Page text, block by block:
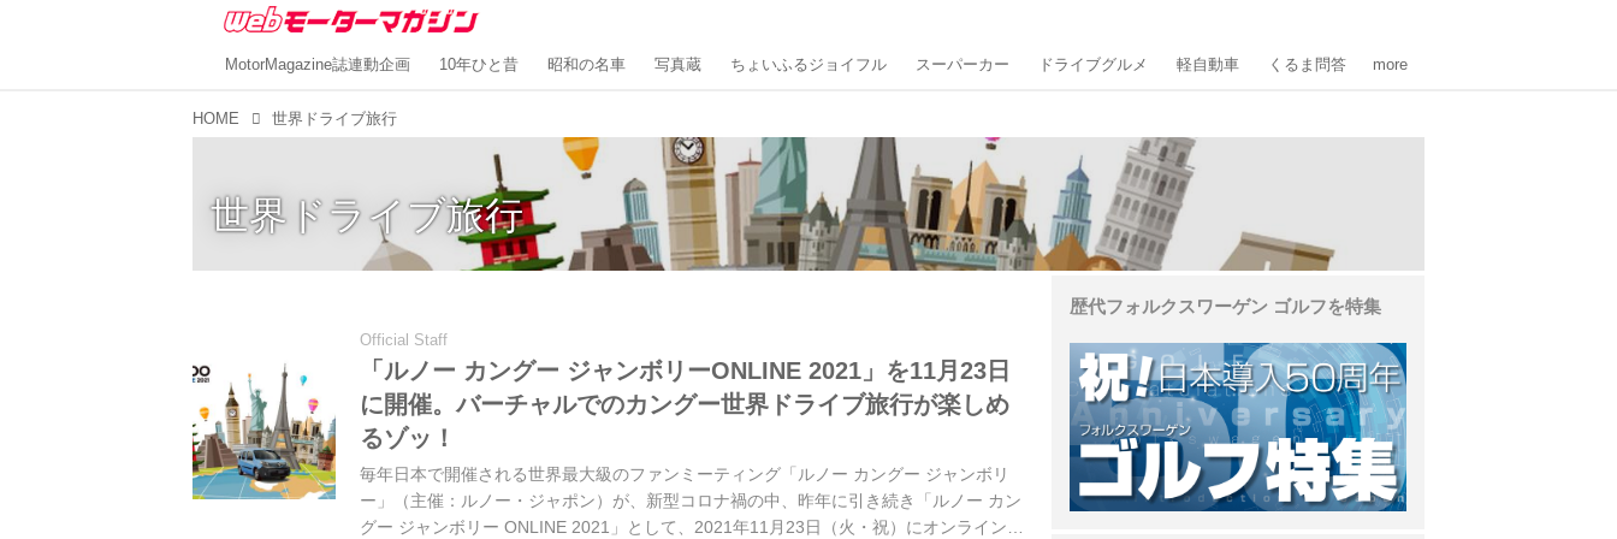
MotorMagazine誌連動企画 10年ひと昔 昭和の名車 写真蔵 ちょいふるジョイフル スーパーカー ドライブグルメ 軽自動車 くるま問答 more
HOME 世界ドライブ旅行
世界ドライブ旅行
Official Staff
「ルノー カングー ジャンボリーONLINE 2021」を11月23日
に開催。バーチャルでのカングー世界ドライブ旅行が楽しめ
るゾッ！
毎年日本で開催される世界最大級のファンミーティング「ルノー カングー ジャンボリ
ー」（主催：ルノー・ジャポン）が、新型コロナ禍の中、昨年に引き続き「ルノー カン
グー ジャンボリー ONLINE 2021」として、2021年11月23日（火・祝）にオンラインで
歴代フォルクスワーゲン ゴルフを特集